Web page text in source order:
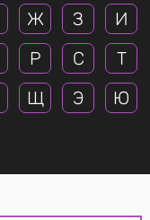
Ж З
И
Р С
Т
Щ Э
Ю